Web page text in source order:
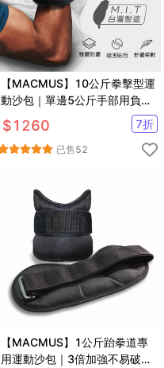
【MACMUS】10公斤拳擊型運
動沙包｜單邊5公斤手部用負重
沙袋｜適合拳擊、散打、自由博
擊等運動
$1260 7折
已售52
【MACMUS】1公斤跆拳道專
用運動沙包｜3倍加強不易破損